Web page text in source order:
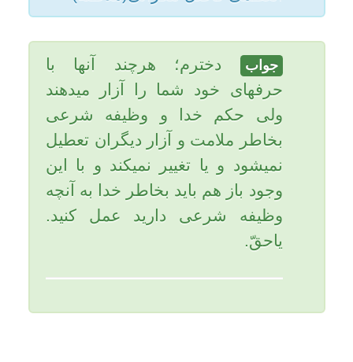
تاریخ به روزرسانی: دوشنبه, ۲۲ مهر ۱۳۹۲